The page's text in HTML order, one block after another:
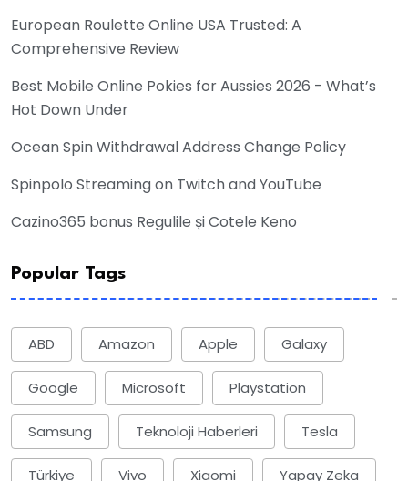
European Roulette Online USA Trusted: A
Comprehensive Review
Best Mobile Online Pokies for Aussies 2026 - What’s
Hot Down Under
Ocean Spin Withdrawal Address Change Policy
Spinpolo Streaming on Twitch and YouTube
Cazino365 bonus Regulile și Cotele Keno
Popular Tags
ABD Amazon Apple Galaxy
Google Microsoft Playstation
Samsung Teknoloji Haberleri Tesla
Türkiye Vivo Xiaomi Yapay Zeka